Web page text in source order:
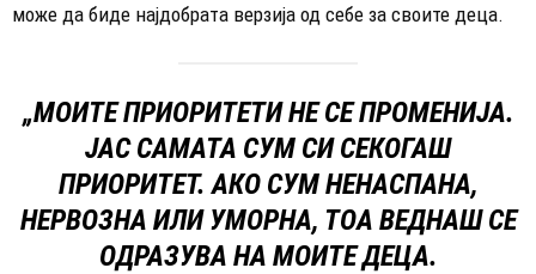
може да биде најдобрата верзија од себе за своите деца.
„МОИТЕ ПРИОРИТЕТИ НЕ СЕ ПРОМЕНИЈА.
ЈАС САМАТА СУМ СИ СЕКОГАШ
ПРИОРИТЕТ. АКО СУМ НЕНАСПАНА,
НЕРВОЗНА ИЛИ УМОРНА, ТОА ВЕДНАШ СЕ
ОДРАЗУВА НА МОИТЕ ДЕЦА.